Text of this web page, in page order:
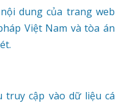
dung của trang web
Việt Nam và tòa án
truy cập vào dữ liệu cá